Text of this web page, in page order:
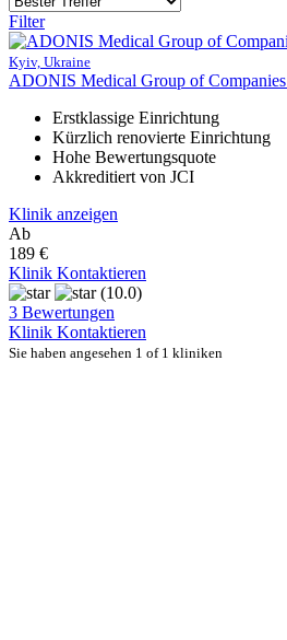
Filter
Kyiv, Ukraine
ADONIS Medical Group of Companies
Erstklassige Einrichtung
Kürzlich renovierte Einrichtung
Hohe Bewertungsquote
Akkreditiert von JCI
Klinik anzeigen
Ab
189 €
Klinik Kontaktieren
(10.0)
3 Bewertungen
Klinik Kontaktieren
Sie haben angesehen 1 of 1 kliniken